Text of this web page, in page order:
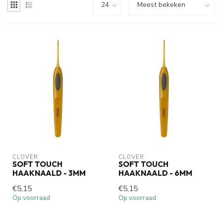
CLOVER
SOFT TOUCH
HAAKNAALD - 3MM
€5,15
Op voorraad
CLOVER
SOFT TOUCH
HAAKNAALD - 6MM
€5,15
Op voorraad